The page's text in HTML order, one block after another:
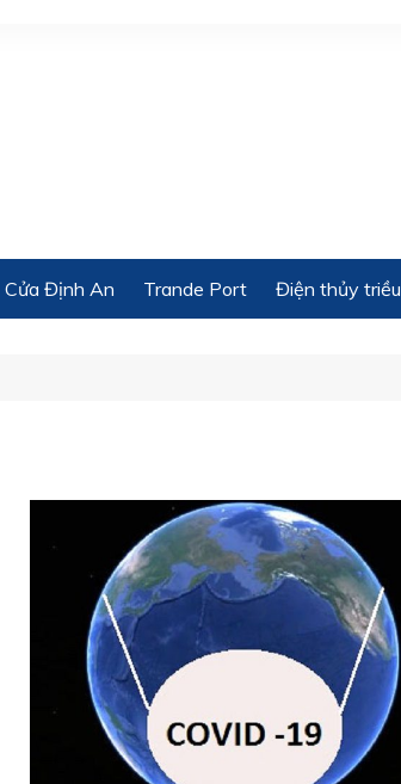
Cửa Định An Trande Port Điện thủy triều